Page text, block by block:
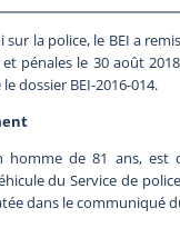
la police, le BEI a
pénales le 30 août
dossier BEI-2016-014.
homme de 81 ans,
du Service de
dans le communiqué